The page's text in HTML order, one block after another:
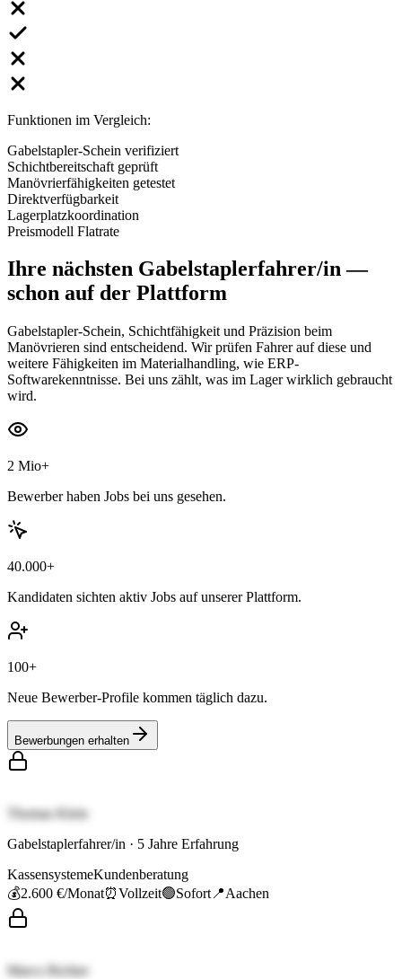
Funktionen im Vergleich:
Gabelstapler-Schein verifiziert
Schichtbereitschaft geprüft
Manövrierfähigkeiten getestet
Direktverfügbarkeit
Lagerplatzkoordination
Preismodell Flatrate
Ihre nächsten Gabelstaplerfahrer/in—
schon auf der Plattform
Gabelstapler-Schein, Schichtfähigkeit und Präzision beim
Manövrieren sind entscheidend. Wir prüfen Fahrer auf diese und
weitere Fähigkeiten im Materialhandling, wie ERP-
Softwarekenntnisse. Bei uns zählt, was im Lager wirklich gebraucht
wird.
2 Mio+
Bewerber haben Jobs bei uns gesehen.
40.000+
Kandidaten sichten aktiv Jobs auf unserer Plattform.
100+
Neue Bewerber-Profile kommen täglich dazu.
Bewerbungen erhalten
Thomas Klein
Gabelstaplerfahrer/in · 5 Jahre Erfahrung
KassensystemeKundenberatung
💰2.600 €/Monat⏰Vollzeit🟢Sofort 📍Aachen
Marco Richter